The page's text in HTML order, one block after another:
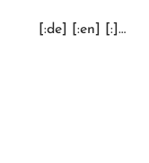
[:de] [:en] [:]…